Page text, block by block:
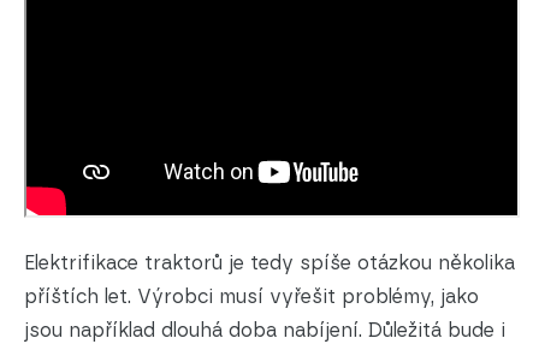
Elektrifikace traktorů je tedy spíše otázkou několika
příštích let. Výrobci musí vyřešit problémy, jako
jsou například dlouhá doba nabíjení. Důležitá bude i